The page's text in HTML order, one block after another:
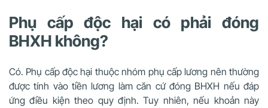
Phụ cấp độc hại có phải đóng
BHXH không?
Có. Phụ cấp độc hại thuộc nhóm phụ cấp lương nên thường
được tính vào tiền lương làm căn cứ đóng BHXH nếu đáp
ứng điều kiện theo quy định. Tuy nhiên, nếu khoản này